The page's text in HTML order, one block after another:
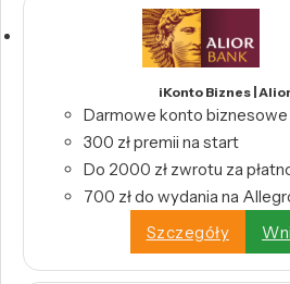
iKonto Biznes |
Darmowe konto biznesowe
300 zł premii na start
Do 2000 zł zwrotu za
700 zł do wydania na
Szczegóły